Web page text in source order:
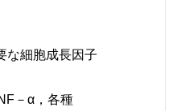
な細胞成長因子
－α，各種